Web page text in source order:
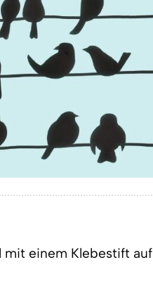
mit einem Klebestift auf